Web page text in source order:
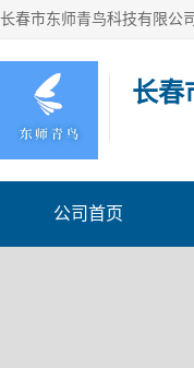
长春
公司首页